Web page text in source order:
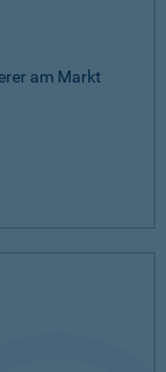
am Markt